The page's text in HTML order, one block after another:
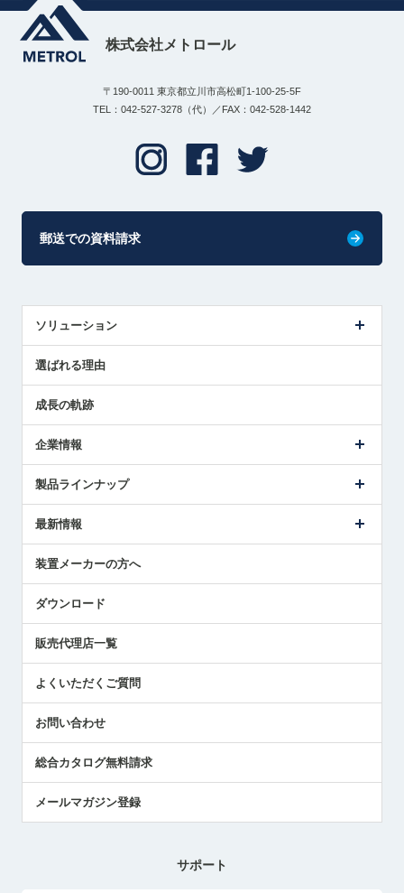
株式会社メトロール
〒190-0011 東京都立川市高松町1-100-25-5F
TEL：042-527-3278（代）／FAX：042-528-1442
郵送での資料請求
ソリューション
解決策提案
選ばれる理由
成長の軌跡
企業情報
ごあいさつ
受賞履歴
採用情報
国/地域/言語
製品ラインナップ
ツールセッタ製品
エアマイクロセンサ製品
最新情報
メトロールの技術
社員ブログ
中小企業のBCP地震対策
センサのテクニカルガイド
社長ブログ
装置メーカーの方へ
ダウンロード
販売代理店一覧
よくいただくご質問
お問い合わせ
総合カタログ無料請求
メールマガジン登録
サポート